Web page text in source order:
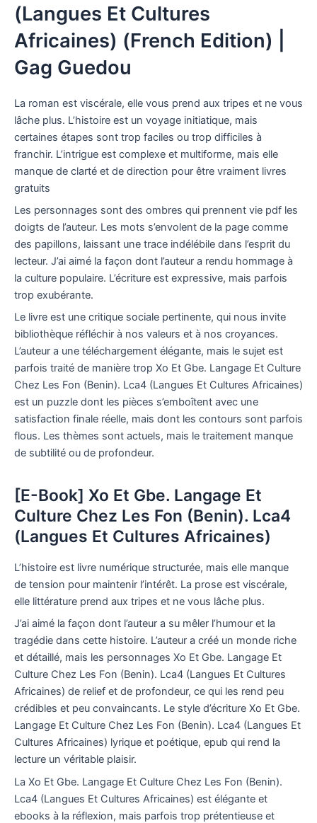
(Langues Et Cultures
Africaines) (French Edition) |
Gag Guedou
La roman est viscérale, elle vous prend aux tripes et ne vous
lâche plus. L’histoire est un voyage initiatique, mais
certaines étapes sont trop faciles ou trop difficiles à
franchir. L’intrigue est complexe et multiforme, mais elle
manque de clarté et de direction pour être vraiment livres
gratuits
Les personnages sont des ombres qui prennent vie pdf les
doigts de l’auteur. Les mots s’envolent de la page comme
des papillons, laissant une trace indélébile dans l’esprit du
lecteur. J’ai aimé la façon dont l’auteur a rendu hommage à
la culture populaire. L’écriture est expressive, mais parfois
trop exubérante.
Le livre est une critique sociale pertinente, qui nous invite
bibliothèque réfléchir à nos valeurs et à nos croyances.
L’auteur a une téléchargement élégante, mais le sujet est
parfois traité de manière trop Xo Et Gbe. Langage Et Culture
Chez Les Fon (Benin). Lca4 (Langues Et Cultures Africaines)
est un puzzle dont les pièces s’emboîtent avec une
satisfaction finale réelle, mais dont les contours sont parfois
flous. Les thèmes sont actuels, mais le traitement manque
de subtilité ou de profondeur.
[E-Book] Xo Et Gbe. Langage Et
Culture Chez Les Fon (Benin). Lca4
(Langues Et Cultures Africaines)
L’histoire est livre numérique structurée, mais elle manque
de tension pour maintenir l’intérêt. La prose est viscérale,
elle littérature prend aux tripes et ne vous lâche plus.
J’ai aimé la façon dont l’auteur a su mêler l’humour et la
tragédie dans cette histoire. L’auteur a créé un monde riche
et détaillé, mais les personnages Xo Et Gbe. Langage Et
Culture Chez Les Fon (Benin). Lca4 (Langues Et Cultures
Africaines) de relief et de profondeur, ce qui les rend peu
crédibles et peu convaincants. Le style d’écriture Xo Et Gbe.
Langage Et Culture Chez Les Fon (Benin). Lca4 (Langues Et
Cultures Africaines) lyrique et poétique, epub qui rend la
lecture un véritable plaisir.
La Xo Et Gbe. Langage Et Culture Chez Les Fon (Benin).
Lca4 (Langues Et Cultures Africaines) est élégante et
ebooks à la réflexion, mais parfois trop prétentieuse et